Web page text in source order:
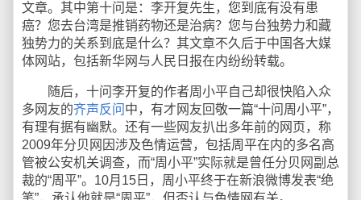
文章。其中第十问是：李开复先生，您到底有没有患
癌？您去台湾是推销药物还是治病？您与台独势力和藏
独势力的关系到底是什么？其文章不久后于中国各大媒
体网站，包括新华网与人民日报在内纷纷转载。
随后，十问李开复的作者周小平自己却很快陷入众
多网友的齐声反问 中，有才网友回敬一篇“十问周小平”，
有理有据有幽默。还有一些网友扒出多年前的网页，称
2009年分贝网因涉及色情运营，包括周平在内的多名高
管被公安机关调查，而“周小平”实际就是曾任分贝网副总
裁的“周平”。10月15日，周小平终于在新浪微博发表“绝